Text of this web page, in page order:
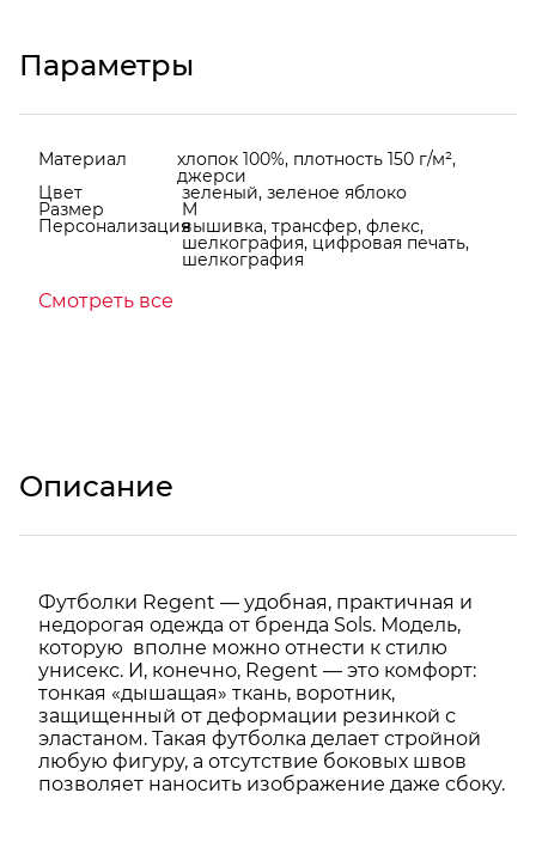
Параметры
Материал хлопок 100%, плотность 150 г/м²,
джерси
Цвет зеленый, зеленое яблоко
Размер M
Персонализациявышивка, трансфер, флекс,
шелкография, цифровая печать,
шелкография
Смотреть все
Описание
Футболки Regent — удобная, практичная и
недорогая одежда от бренда Sols. Модель,
которую вполне можно отнести к стилю
унисекс. И, конечно, Regent — это комфорт:
тонкая «дышащая» ткань, воротник,
защищенный от деформации резинкой с
эластаном. Такая футболка делает стройной
любую фигуру, а отсутствие боковых швов
позволяет наносить изображение даже сбоку.